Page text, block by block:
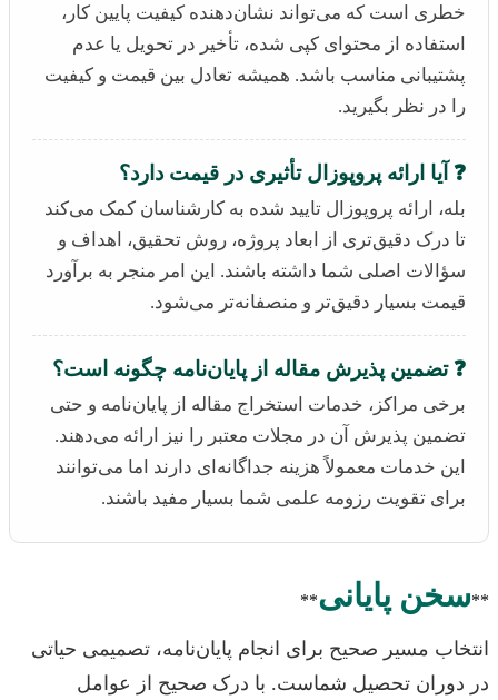
خطری است که می‌تواند نشان‌دهنده کیفیت پایین کار،
استفاده از محتوای کپی شده، تأخیر در تحویل یا عدم
پشتیبانی مناسب باشد. همیشه تعادل بین قیمت و کیفیت
را در نظر بگیرید.
❓ آیا ارائه پروپوزال تأثیری در قیمت دارد؟
بله، ارائه پروپوزال تایید شده به کارشناسان کمک می‌کند
تا درک دقیق‌تری از ابعاد پروژه، روش تحقیق، اهداف و
سؤالات اصلی شما داشته باشند. این امر منجر به برآورد
قیمت بسیار دقیق‌تر و منصفانه‌تر می‌شود.
❓ تضمین پذیرش مقاله از پایان‌نامه چگونه است؟
برخی مراکز، خدمات استخراج مقاله از پایان‌نامه و حتی
تضمین پذیرش آن در مجلات معتبر را نیز ارائه می‌دهند.
این خدمات معمولاً هزینه جداگانه‌ای دارند اما می‌توانند
برای تقویت رزومه علمی شما بسیار مفید باشند.
**سخن پایانی**
انتخاب مسیر صحیح برای انجام پایان‌نامه، تصمیمی حیاتی
در دوران تحصیل شماست. با درک صحیح از عوامل